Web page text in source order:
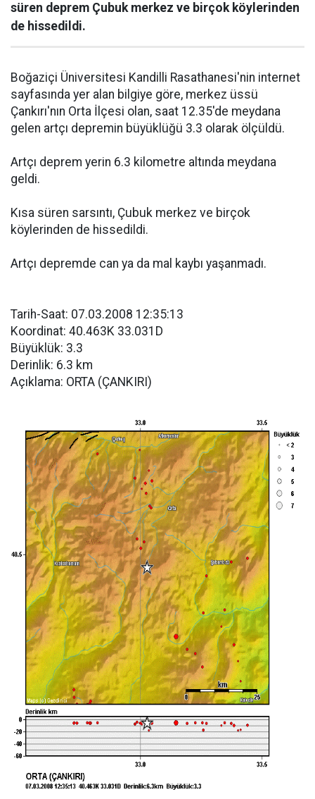
süren deprem Çubuk merkez ve birçok köylerinden
de hissedildi.
Boğaziçi Üniversitesi Kandilli Rasathanesi'nin internet
sayfasında yer alan bilgiye göre, merkez üssü
Çankırı'nın Orta İlçesi olan, saat 12.35'de meydana
gelen artçı depremin büyüklüğü 3.3 olarak ölçüldü.
Artçı deprem yerin 6.3 kilometre altında meydana
geldi.
Kısa süren sarsıntı, Çubuk merkez ve birçok
köylerinden de hissedildi.
Artçı depremde can ya da mal kaybı yaşanmadı.
Tarih-Saat: 07.03.2008 12:35:13
Koordinat: 40.463K 33.031D
Büyüklük: 3.3
Derinlik: 6.3 km
Açıklama: ORTA (ÇANKIRI)